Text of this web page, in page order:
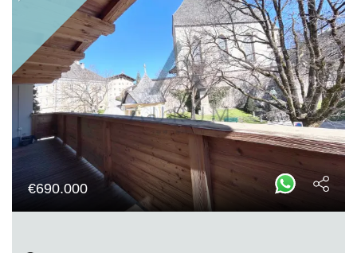
€690.000